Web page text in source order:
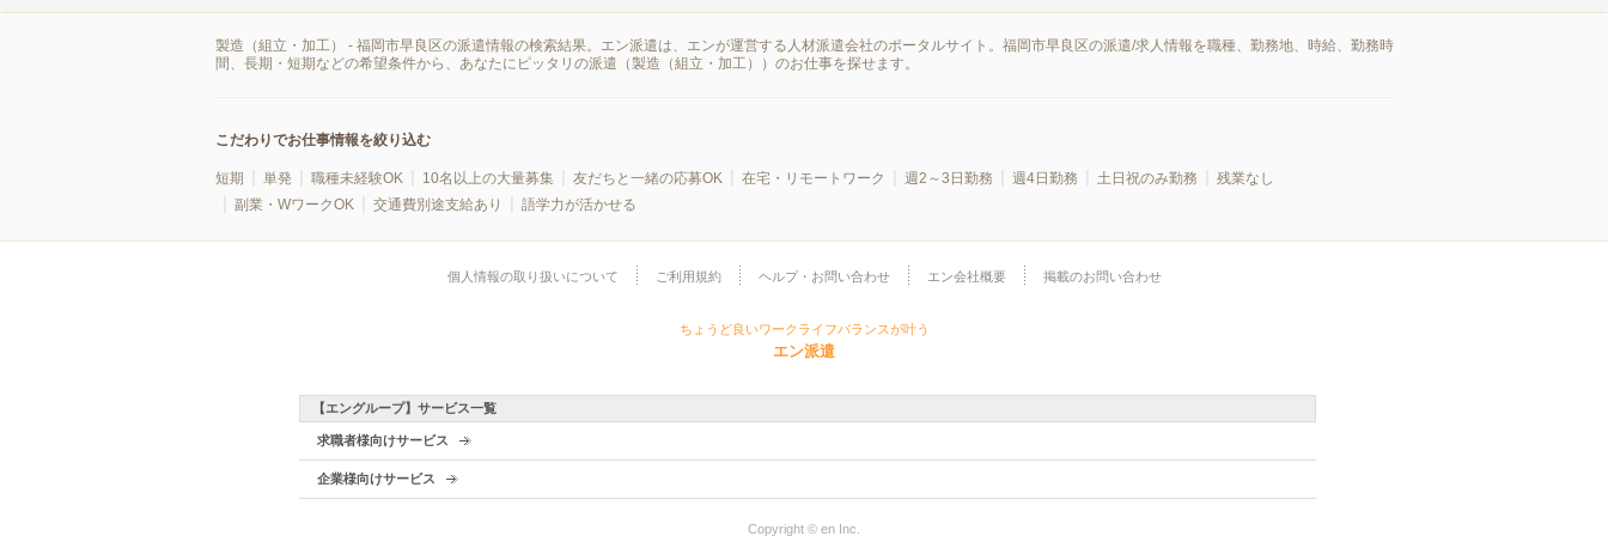
製造（組立・加工） - 福岡市早良区の派遣情報の検索結果。エン派遣は、エンが運営する人材派遣会社のポータルサイト。福岡市早良区の派遣/求人情報を職種、勤務地、時給、勤務時
間、長期・短期などの希望条件から、あなたにピッタリの派遣（製造（組立・加工））のお仕事を探せます。
こだわりでお仕事情報を絞り込む
短期 単発 職種未経験OK 10名以上の大量募集 友だちと一緒の応募OK 在宅・リモートワーク 週2～3日勤務 週4日勤務 土日祝のみ勤務
残業なし
副業・WワークOK
交通費別途支給あり 語学力が活かせる
個人情報の取り扱いについて ご利用規約 ヘルプ・お問い合わせ エン会社概要 掲載のお問い合わせ
ちょうど良いワークライフバランスが叶う
エン派遣
【エングループ】サービス一覧
求職者様向けサービス
企業様向けサービス
Copyright © en Inc.